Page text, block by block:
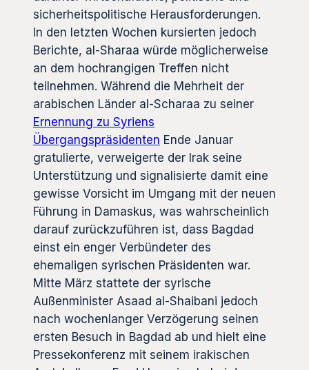
sicherheitspolitische Herausforderungen.
In den letzten Wochen kursierten jedoch
Berichte, al-Sharaa würde möglicherweise
an dem hochrangigen Treffen nicht
teilnehmen. Während die Mehrheit der
arabischen Länder al-Scharaa zu seiner
Ernennung zu Syriens
Übergangspräsidenten Ende Januar
gratulierte, verweigerte der Irak seine
Unterstützung und signalisierte damit eine
gewisse Vorsicht im Umgang mit der neuen
Führung in Damaskus, was wahrscheinlich
darauf zurückzuführen ist, dass Bagdad
einst ein enger Verbündeter des
ehemaligen syrischen Präsidenten war.
Mitte März stattete der syrische
Außenminister Asaad al-Shaibani jedoch
nach wochenlanger Verzögerung seinen
ersten Besuch in Bagdad ab und hielt eine
Pressekonferenz mit seinem irakischen